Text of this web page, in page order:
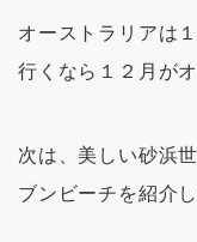
オーストラリアは
行くなら１２月が
次は、 美しい砂浜
ブンビーチを紹介